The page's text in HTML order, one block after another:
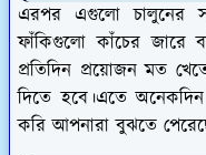
এরপর এগুলো চালুনের
ফাঁকিগুলো কাঁচের জারে
প্রতিদিন প্রয়োজন মত
দিতে হবে।এতে
করি আপনারা বুঝতে